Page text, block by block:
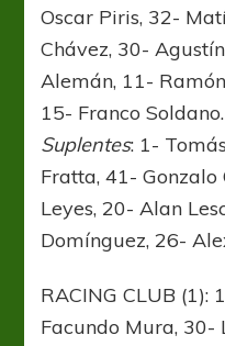
Oscar Piris, 32-
Chávez, 30-
Alemán, 11-
15- Franco
Suplentes: 1-
Fratta, 41-
Leyes, 20- Alan
Domínguez, 26-
RACING CLUB (1):
Facundo Mura, 30-